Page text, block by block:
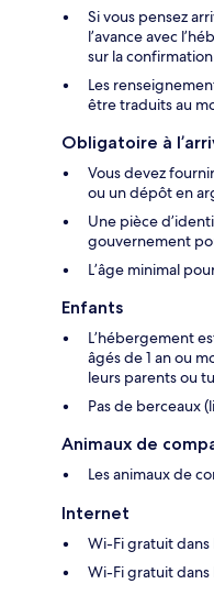
Si vous pensez
l’avance avec
sur la
Les
être traduits au
Obligatoire à
Vous devez
ou un dépôt en
Une pièce
gouvernement
L’âge minimal
Enfants
L’hébergement
âgés de 1 an ou
leurs parents ou
Pas de berceaux
Animaux de
Les animaux de
Internet
Wi-Fi gratuit dans
Wi-Fi gratuit dans